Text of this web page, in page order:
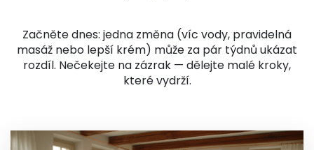
Začněte dnes: jedna změna (víc vody, pravidelná
masáž nebo lepší krém) může za pár týdnů ukázat
rozdíl. Nečekejte na zázrak — dělejte malé kroky,
které vydrží.